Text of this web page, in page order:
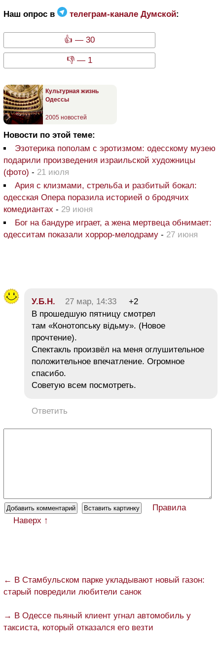
Наш опрос в телеграм-канале Думской:
👍 — 30
👎 — 1
Культурная жизнь
Одессы
2005 новостей
Новости по этой теме:
Эзотерика пополам с эротизмом: одесскому музею
подарили произведения израильской художницы
(фото) - 21 июля
Ария с клизмами, стрельба и разбитый бокал:
одесская Опера поразила историей о бродячих
комедиантах - 29 июня
Бог на бандуре играет, а жена мертвеца обнимает:
одесситам показали хоррор-мелодраму - 27 июня
У.Б.Н. 27 мар, 14:33
+2
В прошедшую пятницу смотрел
там «Конотопську відьму». (Новое
прочтение).
Спектакль произвёл на меня оглушительное
положительное впечатление. Огромное
спасибо.
Советую всем посмотреть.
Ответить
Правила
Наверх ↑
← В Стамбульском парке укладывают новый газон:
старый повредили любители санок
→ В Одессе пьяный клиент угнал автомобиль у
таксиста, который отказался его везти